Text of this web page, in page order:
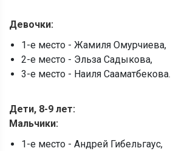
Девочки:
1-е место - Жамиля Омурчиева,
2-е место - Эльза Садыкова,
3-е место - Наиля Сааматбекова.
Дети, 8-9 лет:
Мальчики:
1-е место - Андрей Гибельгаус,